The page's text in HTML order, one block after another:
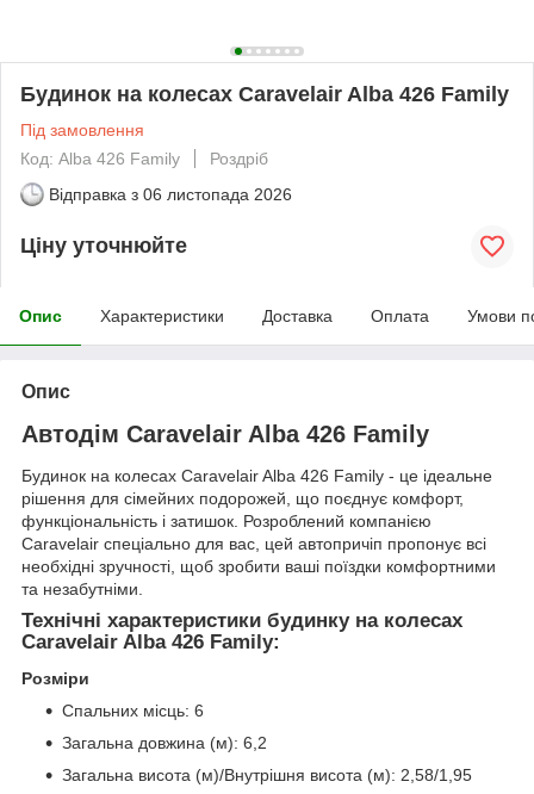
Будинок на колесах Caravelair Alba 426 Family
Під замовлення
Код: Alba 426 Family
Роздріб
Відправка з 06 листопада 2026
Ціну уточнюйте
Опис Характеристики Доставка Оплата Умови
Опис
Автодім Caravelair Alba 426 Family
Будинок на колесах Caravelair Alba 426 Family - це ідеальне
рішення для сімейних подорожей, що поєднує комфорт,
функціональність і затишок. Розроблений компанією
Caravelair спеціально для вас, цей автопричіп пропонує всі
необхідні зручності, щоб зробити ваші поїздки комфортними
та незабутніми.
Технічні характеристики будинку на колесах
Caravelair Alba 426 Family:
Розміри
Спальних місць: 6
Загальна довжина (м): 6,2
Загальна висота (м)/Внутрішня висота (м): 2,58/1,95